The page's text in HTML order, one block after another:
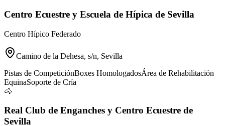
Centro Ecuestre y Escuela de Hípica de Sevilla
Centro Hípico Federado
Camino de la Dehesa, s/n, Sevilla
Pistas de CompeticiónBoxes HomologadosÁrea de Rehabilitación
EquinaSoporte de Cría
🐴
Real Club de Enganches y Centro Ecuestre de
Sevilla